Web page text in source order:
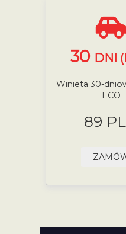
30 DNI
Winieta 30-
ECO
89